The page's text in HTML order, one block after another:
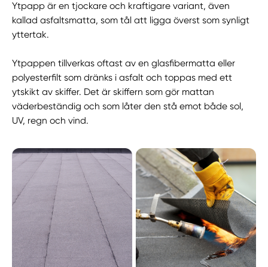
Ytpapp är en tjockare och kraftigare variant, även
kallad asfaltsmatta, som tål att ligga överst som synligt
yttertak.
Ytpappen tillverkas oftast av en glasfibermatta eller
polyesterfilt som dränks i asfalt och toppas med ett
ytskikt av skiffer. Det är skiffern som gör mattan
väderbeständig och som låter den stå emot både sol,
UV, regn och vind.